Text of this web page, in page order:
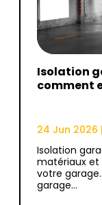
Isolation
comment
24 Jun 2026 |
Isolation
matériaux et
votre
garage…